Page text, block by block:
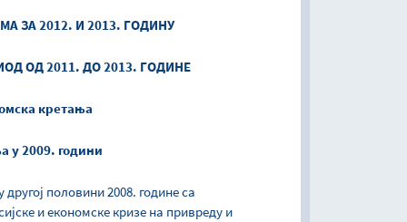
ЗА 2012. И 2013. ГОДИНУ
ОД 2011. ДО 2013. ГОДИНЕ
кретања
у 2009. години
половини 2008. године са
и економске кризе на привреду и